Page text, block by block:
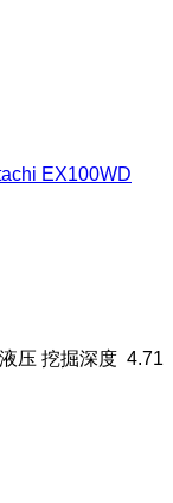
EX100WD
液压 挖掘深度 4.71